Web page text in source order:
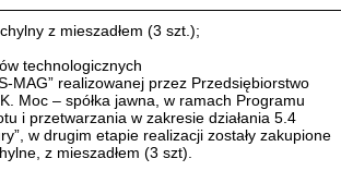
z mieszadłem (3 szt.);
technologicznych
MAG” realizowanej przez Przedsiębiorstwo
Moc – spółka jawna, w ramach Programu
i przetwarzania w zakresie działania 5.4
w drugim etapie realizacji zostały zakupione
z mieszadłem (3 szt).